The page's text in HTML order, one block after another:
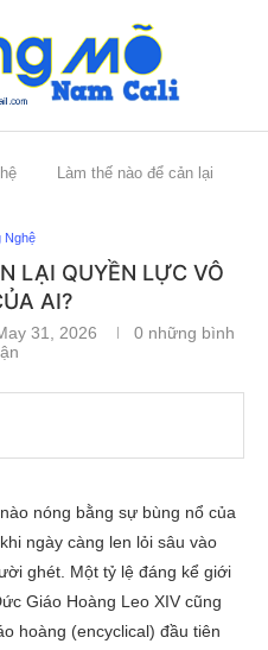
Làm thế nào để cản lại
Nghệ
LẠI QUYỀN LỰC VÔ
AI?
31, 2026
0 những bình
nóng bằng sự bùng nổ của
ngày càng len lỏi sâu vào
ghét. Một tỷ lệ đáng kể giới
Giáo Hoàng Leo XIV cũng
hoàng (encyclical) đầu tiên